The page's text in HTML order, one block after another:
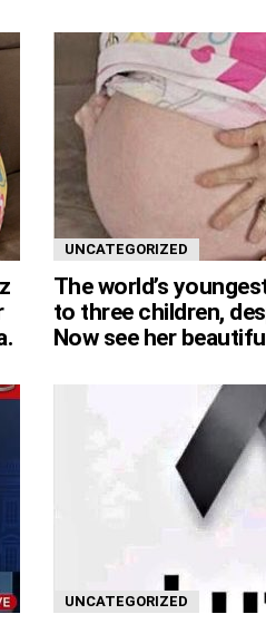
UNCATEGORIZED
The world’s
to three children,
Now see her
UNCATEGORIZED